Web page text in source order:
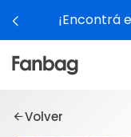
¡Encontrá
Volver